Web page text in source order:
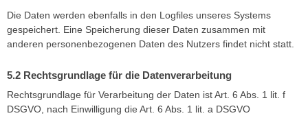
Die Daten werden ebenfalls in den Logfiles unseres Systems
gespeichert. Eine Speicherung dieser Daten zusammen mit
anderen personenbezogenen Daten des Nutzers findet nicht statt.
Rechtsgrundlage für die Datenverarbeitung
Rechtsgrundlage für Verarbeitung der Daten ist Art. 6 Abs. 1 lit. f
DSGVO, nach Einwilligung die Art. 6 Abs. 1 lit. a DSGVO